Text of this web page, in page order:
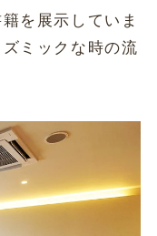
を展示していま
ミックな時の流